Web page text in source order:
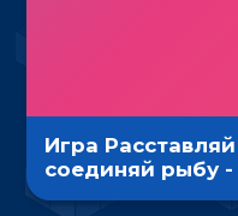
Игра
соединяй рыбу